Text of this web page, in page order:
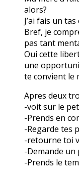
alors?
J’ai fais un
Bref, je
pas tant
Oui cette
une
te convient le
Apres deux
-voit sur le
-Prends en
-Regarde tes
-retourne toi
-Demande un
-Prends le